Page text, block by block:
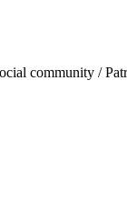
community /